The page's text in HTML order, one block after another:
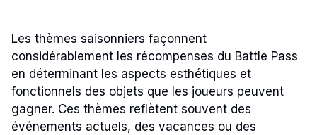
Les thèmes saisonniers façonnent
considérablement les récompenses du Battle Pass
en déterminant les aspects esthétiques et
fonctionnels des objets que les joueurs peuvent
gagner. Ces thèmes reflètent souvent des
événements actuels, des vacances ou des